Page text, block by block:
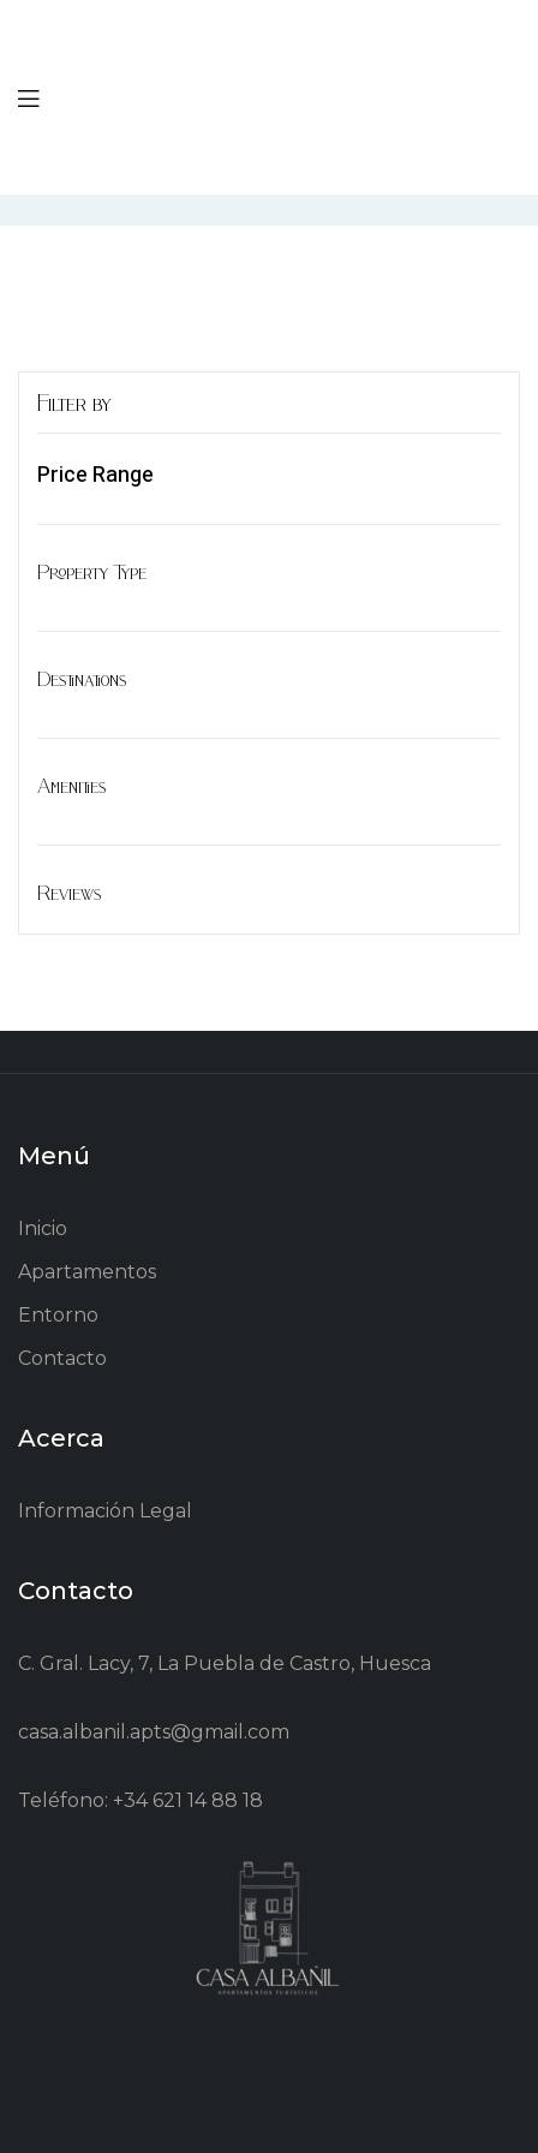
Filter by
Price Range
Property Type
Destinations
Amenities
Reviews
Menú
Inicio
Apartamentos
Entorno
Contacto
Acerca
Información Legal
Contacto
C. Gral. Lacy, 7, La Puebla de Castro, Huesca
casa.albanil.apts@gmail.com
Teléfono: +34 621 14 88 18